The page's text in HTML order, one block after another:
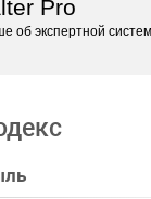
Pro
об экспертной